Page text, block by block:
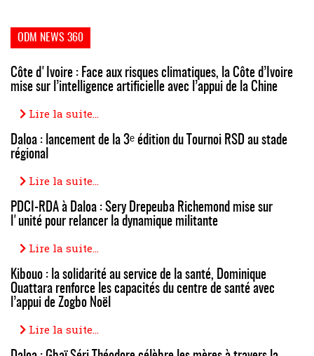
ODM NEWS 360
Côte d'Ivoire : Face aux risques climatiques, la Côte d’Ivoire
mise sur l’intelligence artificielle avec l’appui de la Chine
Lire la suite...
Daloa : lancement de la 3ᵉ édition du Tournoi RSD au stade
régional
Lire la suite...
PDCI-RDA à Daloa : Sery Drepeuba Richemond mise sur
l'unité pour relancer la dynamique militante
Lire la suite...
Kibouo : la solidarité au service de la santé, Dominique
Ouattara renforce les capacités du centre de santé avec
l’appui de Zogbo Noël
Lire la suite...